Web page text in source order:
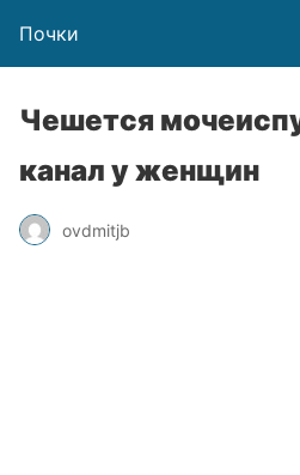
Почки
Чешется
канал у женщин
ovdmitjb